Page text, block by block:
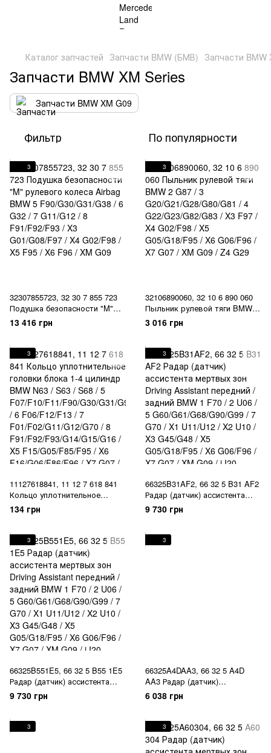
Каталог запчастей Запчасти BMW (БМВ) Запчасти BMW
Запчасти BMW XM Series
Запчасти BMW XM G09
Фильтр По популярности
3
32307855723, 32 30 7 855 723
Подушка безопасности "M"
рулевого колеса Airbag BMW
5 F90/G30/G31/G38 / 6 G32 / 7
G01/G08/F97 / X4 G02/F98 / X5
F95 / X6 F96 / XM G09
13 416 грн
3
32106890060, 32 10 6 890 060
Пыльник рулевой тяги BMW 2
G87 / 3 G20/G21/G28/G80/G81 /
4 G22/G23/G82/G83 / X3 F97 /
X6 G06/F96 / X7 G07 / XM G09
/ Z4 G29
3 016 грн
3
11127618841, 11 12 7 618 841
Кольцо уплотнительное
головки блока 1-4 цилиндр
BMW N63 / S63 / S68 / 5
G99 / 6 F06/F12/F13 / 7
F01/F02/G11/G12/G70 / 8
F91/F92/F93/G14/G15/G16 / X5
F15/G05/F85/F95 / X6
F16/G06/F86/F96 / X7 G07 / X
134 грн
3
66325B31AF2, 66 32 5 B31 AF2
Радар (датчик) ассистента
мертвых зон Driving Assistant
передний / задний BMW 1 F70
G60/G61/G68/G90/G99 / 7 G70 /
X1 U11/U12 / X2 U10 / X3
9 730 грн
3
66325B551E5, 66 32 5 B55 1E5
Радар (датчик) ассистента
мертвых зон Driving Assistant
передний / задний BMW 1 F70
G60/G61/G68/G90/G99 / 7 G70 /
X1 U11/U12 / X2 U10 / X3
9 730 грн
3
66325A4DAA3, 66 32 5 A4D
AA3 Радар (датчик)
ассистента мертвых зон
Driving Assistant передний /
G70 / X1 U11/U12 / X5
G05/G18/F95 / X6 G06/F96 / X7
G07 / XM G09 / i I20
6 038 грн
3 3